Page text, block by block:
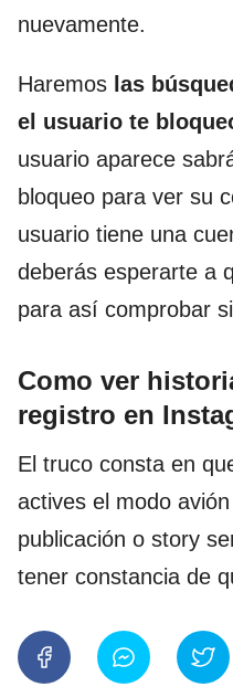
nuevamente.
Haremos las
el usuario te
usuario aparece
bloqueo para ver su
usuario tiene una
deberás esperarte a
para así comprobar
Como ver
registro en
El truco consta en
actives el modo
publicación o story
tener constancia de